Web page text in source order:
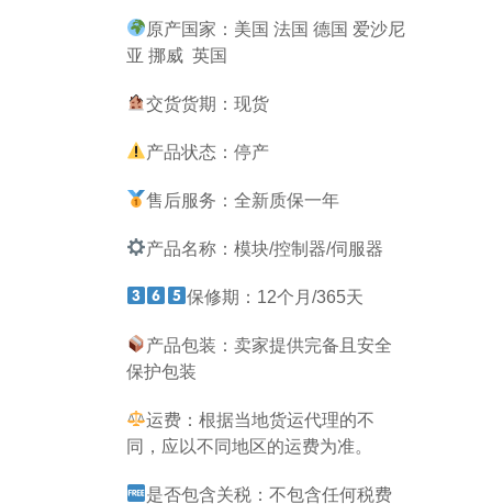
原产国家：美国 法国 德国 爱沙尼
亚 挪威 英国
交货货期：现货
产品状态：停产
售后服务：全新质保一年
产品名称：模块/控制器/伺服器
保修期：12个月/365天
产品包装：卖家提供完备且安全
保护包装
运费：根据当地货运代理的不
同，应以不同地区的运费为准。
是否包含关税：不包含任何税费